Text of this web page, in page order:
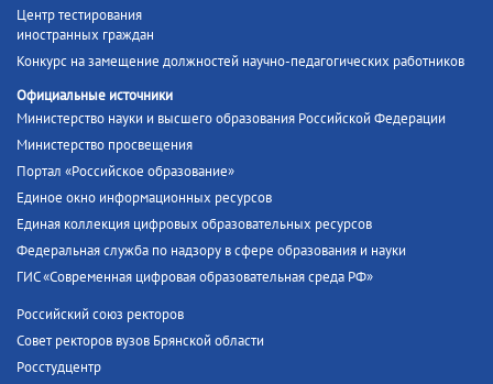
Центр тестирования
иностранных граждан
Конкурс на замещение должностей научно-педагогических работников
Официальные источники
Министерство науки и высшего образования Российской Федерации
Министерство просвещения
Портал «Российское образование»
Единое окно информационных ресурсов
Единая коллекция цифровых образовательных ресурсов
Федеральная служба по надзору в сфере образования и науки
ГИС «Современная цифровая образовательная среда РФ»
Российский союз ректоров
Совет ректоров вузов Брянской области
Росстудцентр